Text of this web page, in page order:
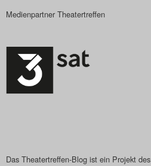
Medienpartner Theatertreffen
Das Theatertreffen-Blog ist ein Projekt des